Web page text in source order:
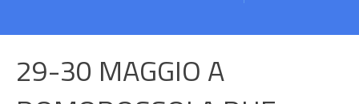
29-30 MAGGIO A